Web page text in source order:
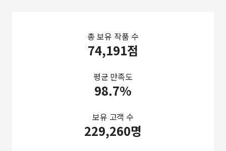
총 보유 작품 수
74,191점
평균 만족도
98.7%
보유 고객 수
229,260명